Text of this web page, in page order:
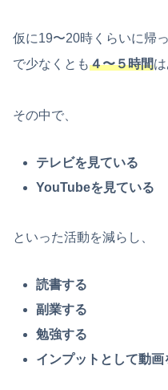
仮に19〜20時くらいに帰
で少なくとも４〜５時間
その中で、
テレビを見ている
YouTubeを見ている
といった活動を減らし、
読書する
副業する
勉強する
インプットとして動画